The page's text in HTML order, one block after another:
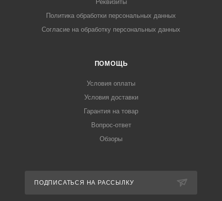
Реквизиты
Политика обработки персональных данных
Согласие на обработку персональных данных
ПОМОЩЬ
Условия оплаты
Условия доставки
Гарантия на товар
Вопрос-ответ
Обзоры
ПОДПИСАТЬСЯ НА РАССЫЛКУ